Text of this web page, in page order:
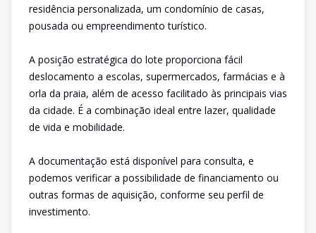
residência personalizada, um condomínio de casas,
pousada ou empreendimento turístico.
A posição estratégica do lote proporciona fácil
deslocamento a escolas, supermercados, farmácias e à
orla da praia, além de acesso facilitado às principais vias
da cidade. É a combinação ideal entre lazer, qualidade
de vida e mobilidade.
A documentação está disponível para consulta, e
podemos verificar a possibilidade de financiamento ou
outras formas de aquisição, conforme seu perfil de
investimento.